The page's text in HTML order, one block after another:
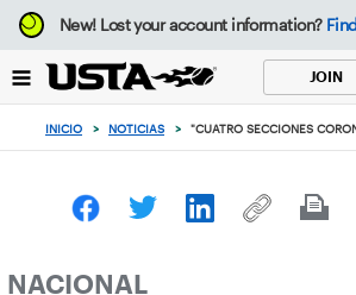
Enfoque
desde
botón
volver
principio
New!Lost your account information?
JOIN
INICIO > NOTICIAS > "CUATRO SECCIONES
NACIONAL